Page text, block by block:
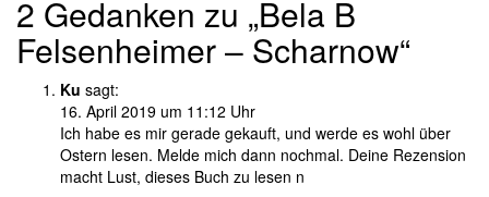
2 Gedanken zu „Bela B
Felsenheimer – Scharnow“
Ku sagt:
16. April 2019 um 11:12 Uhr
Ich habe es mir gerade gekauft, und werde es wohl über
Ostern lesen. Melde mich dann nochmal. Deine Rezension
macht Lust, dieses Buch zu lesen n